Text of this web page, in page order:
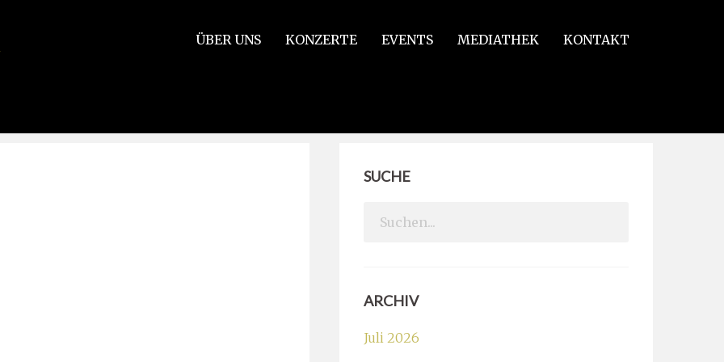
ÜBER UNS KONZERTE EVENTS MEDIATHEK KONTAKT
SUCHE
Search
ARCHIV
Juli 2026